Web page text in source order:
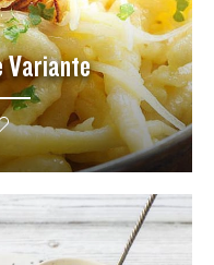
Variante